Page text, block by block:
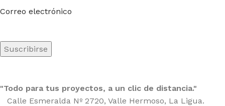
Correo electrónico
"Todo para tus proyectos, a un clic de distancia."
Calle Esmeralda Nº 2720, Valle Hermoso, La Ligua.